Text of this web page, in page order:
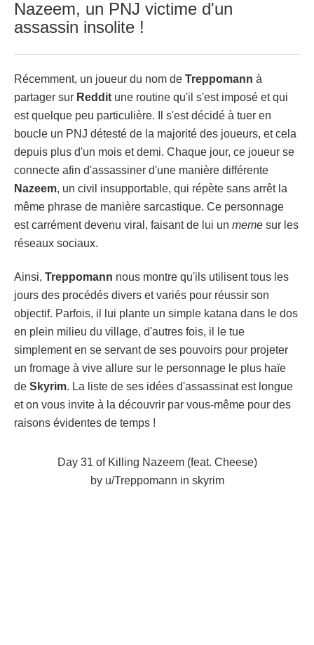
Nazeem, un PNJ victime d'un
assassin insolite !
Récemment, un joueur du nom de Treppomann à
partager sur Reddit une routine qu'il s'est imposé et qui
est quelque peu particulière. Il s'est décidé à tuer en
boucle un PNJ détesté de la majorité des joueurs, et cela
depuis plus d'un mois et demi. Chaque jour, ce joueur se
connecte afin d'assassiner d'une manière différente
Nazeem, un civil insupportable, qui répète sans arrêt la
même phrase de manière sarcastique. Ce personnage
est carrément devenu viral, faisant de lui un meme sur les
réseaux sociaux.
Ainsi, Treppomann nous montre qu'ils utilisent tous les
jours des procédés divers et variés pour réussir son
objectif. Parfois, il lui plante un simple katana dans le dos
en plein milieu du village, d'autres fois, il le tue
simplement en se servant de ses pouvoirs pour projeter
un fromage à vive allure sur le personnage le plus haïe
de Skyrim. La liste de ses idées d'assassinat est longue
et on vous invite à la découvrir par vous-même pour des
raisons évidentes de temps !
Day 31 of Killing Nazeem (feat. Cheese)
by u/Treppomann in skyrim